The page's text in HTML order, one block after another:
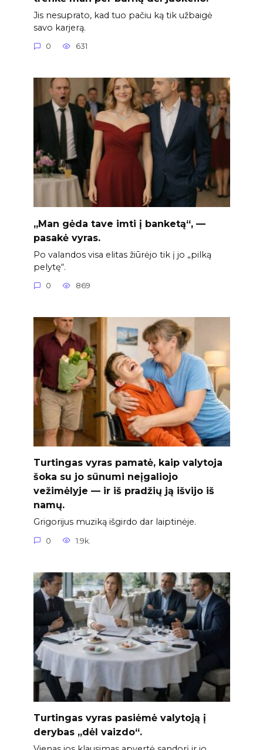
Jis nesuprato, kad tuo pačiu ką tik užbaigė
savo karjerą.
0 631
„Man gėda tave imti į banketą“, —
pasakė vyras.
Po valandos visa elitas žiūrėjo tik į jo „pilką
pelytę“.
0 869
Turtingas vyras pamatė, kaip valytoja
šoka su jo sūnumi neįgaliojo
vežimėlyje — ir iš pradžių ją išvijo iš
namų.
Grigorijus muziką išgirdo dar laiptinėje.
0 1.9k.
Turtingas vyras pasiėmė valytoją į
derybas „dėl vaizdo“.